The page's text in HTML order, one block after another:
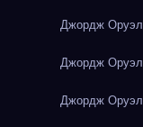
Джордж
Джордж
Джордж